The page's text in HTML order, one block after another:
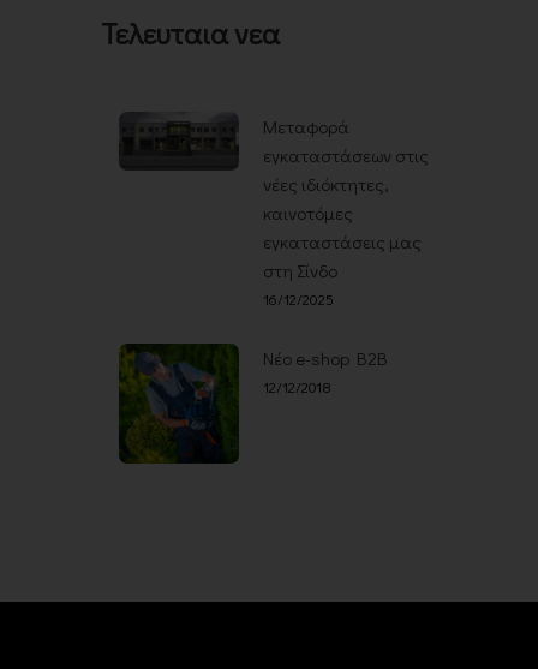
Τελευταια νεα
Μεταφορά
εγκαταστάσεων στις
νέες ιδιόκτητες,
καινοτόμες
εγκαταστάσεις μας
στη Σίνδο
16/12/2025
Νέο e-shop B2B
12/12/2018